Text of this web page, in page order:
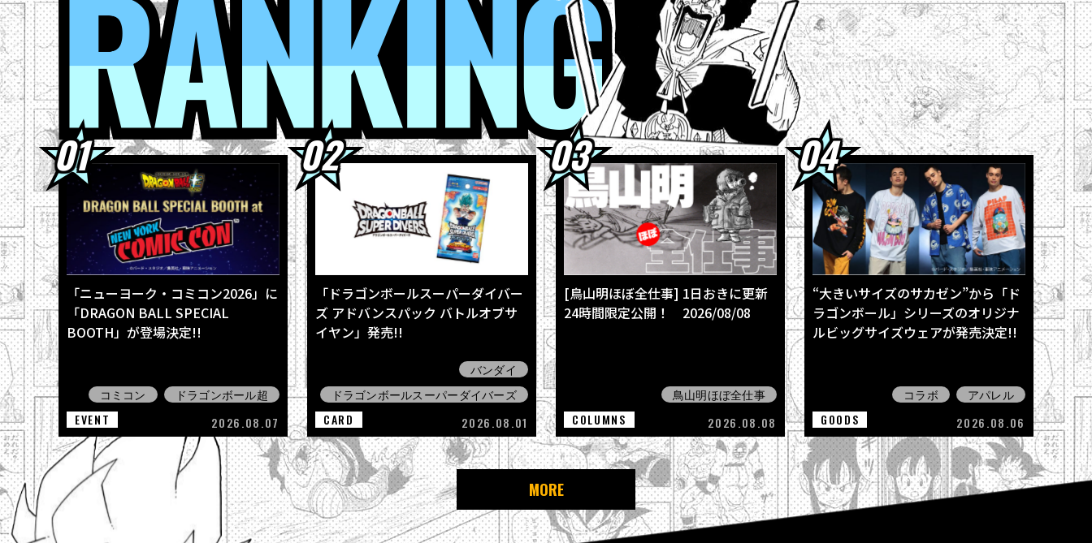
2026.08.04 【フュージョンワールド情報】最強ジャンプ10月号ふろくカード「孫悟空」のスキルを公開！
2026.08.04 ウィークリー☆キャラクター紹介！第267回目は『ドラゴンボール超』の「グラノラ」！
2026.08.04 最強ジャンプ9月号大好評発売中!! 『ドラゴンボールSD』の表紙が目印＆各種ふろくも充実!!
2026.08.03 【8月3日（月）】「Weekly Dragonball News」配信！
2026.08.03 「BLOOD OF SAIYANS」シリーズ最新作に「超サイヤ人孫悟空」登場！
「ニューヨーク・コミコン2026」に
「DRAGON BALL SPECIAL
BOOTH」が登場決定!!
コミコン
ドラゴンボール超
EVENT
2026.08.07
「ドラゴンボールスーパーダイバー
ズ アドバンスパック バトルオブサ
イヤン」発売!!
バンダイ
ドラゴンボールスーパーダイバーズ
CARD
2026.08.01
[鳥山明ほぼ全仕事] 1日おきに更新
24時間限定公開！ 2026/08/08
鳥山明ほぼ全仕事
COLUMNS
2026.08.08
“大きいサイズのサカゼン”から「ド
ラゴンボール」シリーズのオリジナ
ルビッグサイズウェアが発売決定!!
コラボ
アパレル
GOODS
2026.08.06
MORE